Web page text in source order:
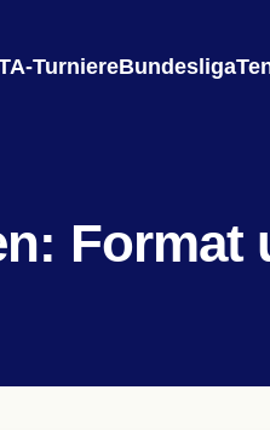
TurniereBundesliga
Format